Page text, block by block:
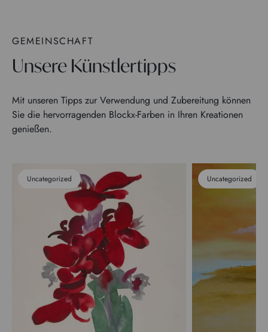
GEMEINSCHAFT
Unsere Künstlertipps
Mit unseren Tipps zur Verwendung und Zubereitung können
Sie die hervorragenden Blockx-Farben in Ihren Kreationen
genießen.
Uncategorized Uncategorized